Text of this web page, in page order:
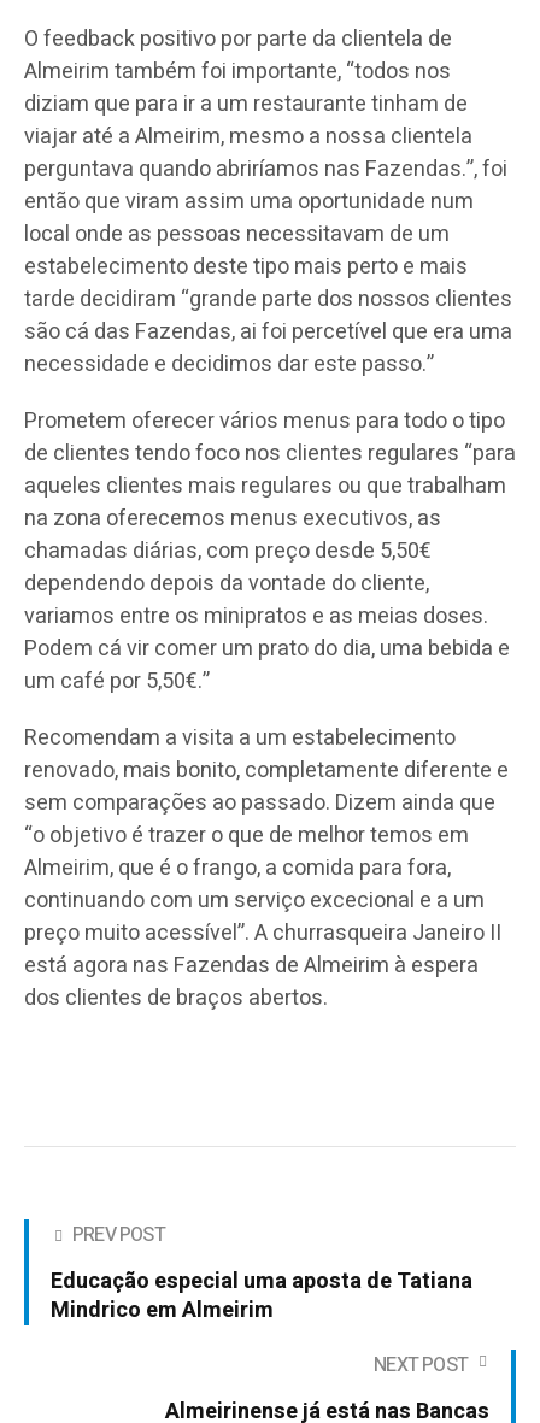
O feedback positivo por parte da clientela de
Almeirim também foi importante, “todos nos
diziam que para ir a um restaurante tinham de
viajar até a Almeirim, mesmo a nossa clientela
perguntava quando abriríamos nas Fazendas.”, foi
então que viram assim uma oportunidade num
local onde as pessoas necessitavam de um
estabelecimento deste tipo mais perto e mais
tarde decidiram “grande parte dos nossos clientes
são cá das Fazendas, ai foi percetível que era uma
necessidade e decidimos dar este passo.”
Prometem oferecer vários menus para todo o tipo
de clientes tendo foco nos clientes regulares “para
aqueles clientes mais regulares ou que trabalham
na zona oferecemos menus executivos, as
chamadas diárias, com preço desde 5,50€
dependendo depois da vontade do cliente,
variamos entre os minipratos e as meias doses.
Podem cá vir comer um prato do dia, uma bebida e
um café por 5,50€.”
Recomendam a visita a um estabelecimento
renovado, mais bonito, completamente diferente e
sem comparações ao passado. Dizem ainda que
“o objetivo é trazer o que de melhor temos em
Almeirim, que é o frango, a comida para fora,
continuando com um serviço excecional e a um
preço muito acessível”. A churrasqueira Janeiro II
está agora nas Fazendas de Almeirim à espera
dos clientes de braços abertos.
PREV POST
Educação especial uma aposta de Tatiana
Mindrico em Almeirim
NEXT POST
Almeirinense já está nas Bancas